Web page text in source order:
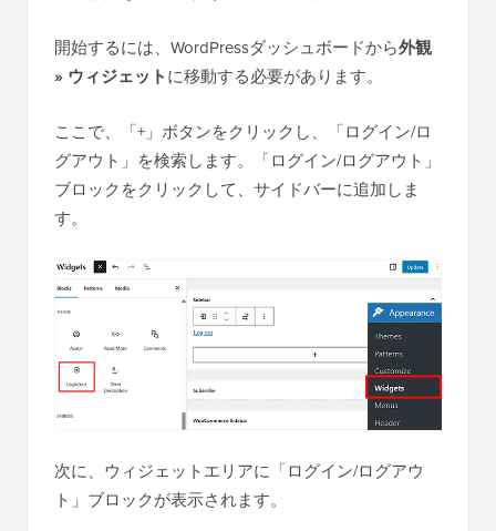
開始するには、WordPressダッシュボードから外観
» ウィジェットに移動する必要があります。
ここで、「+」ボタンをクリックし、「ログイン/ロ
グアウト」を検索します。「ログイン/ログアウト」
ブロックをクリックして、サイドバーに追加しま
す。
次に、ウィジェットエリアに「ログイン/ログアウ
ト」ブロックが表示されます。